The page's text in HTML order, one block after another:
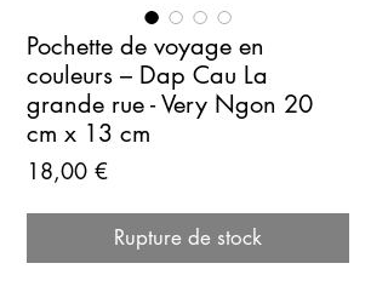
Pochette de voyage en
couleurs – Dap Cau La
grande rue - Very Ngon 20
cm x 13 cm
18,00 €Prix
Rupture de stock